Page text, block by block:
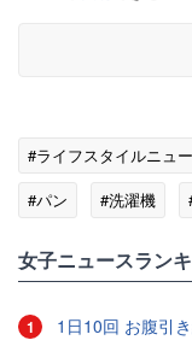
#ライフスタイルニュ
#パン
#洗濯機
女子ニュースラン
1 1日10回 お腹引